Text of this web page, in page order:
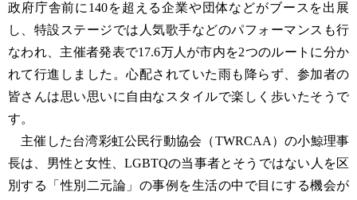
政府庁舎前に140を超える企業や団体などがブースを出展
し、特設ステージでは人気歌手などのパフォーマンスも行
なわれ、主催者発表で17.6万人が市内を2つのルートに分か
れて行進しました。心配されていた雨も降らず、参加者の
皆さんは思い思いに自由なスタイルで楽しく歩いたそうで
す。
主催した台湾彩虹公民行動協会（TWRCAA）の小鯨理事
長は、男性と女性、LGBTQの当事者とそうではない人を区
別する「性別二元論」の事例を生活の中で目にする機会が